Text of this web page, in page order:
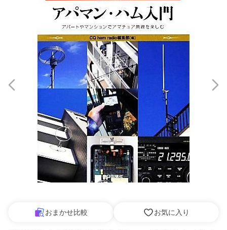
おまかせ比較 お気に入り